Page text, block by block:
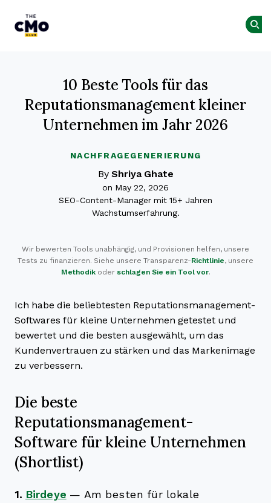
NACHFRAGEGENERIERUNG
10 Beste Tools für das
Reputationsmanagement kleiner
Unternehmen im Jahr 2026
By Shriya Ghate
on May 22, 2026
SEO-Content-Manager mit 15+ Jahren
Wachstumserfahrung.
Wir bewerten Tools unabhängig, und Provisionen helfen, unsere
Tests zu finanzieren. Siehe unsere Transparenz-Richtlinie, unsere
Methodikoder schlagen Sie ein Tool vor.
Ich habe die beliebtesten Reputationsmanagement-
Softwares für kleine Unternehmen getestet und
bewertet und die besten ausgewählt, um das
Kundenvertrauen zu stärken und das Markenimage
zu verbessern.
Die beste
Reputationsmanagement-
Software für kleine Unternehmen
(Shortlist)
1. Birdeye — Am besten für lokale